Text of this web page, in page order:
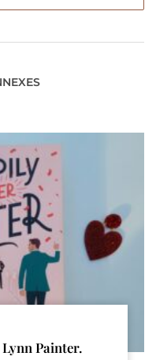
Painter.